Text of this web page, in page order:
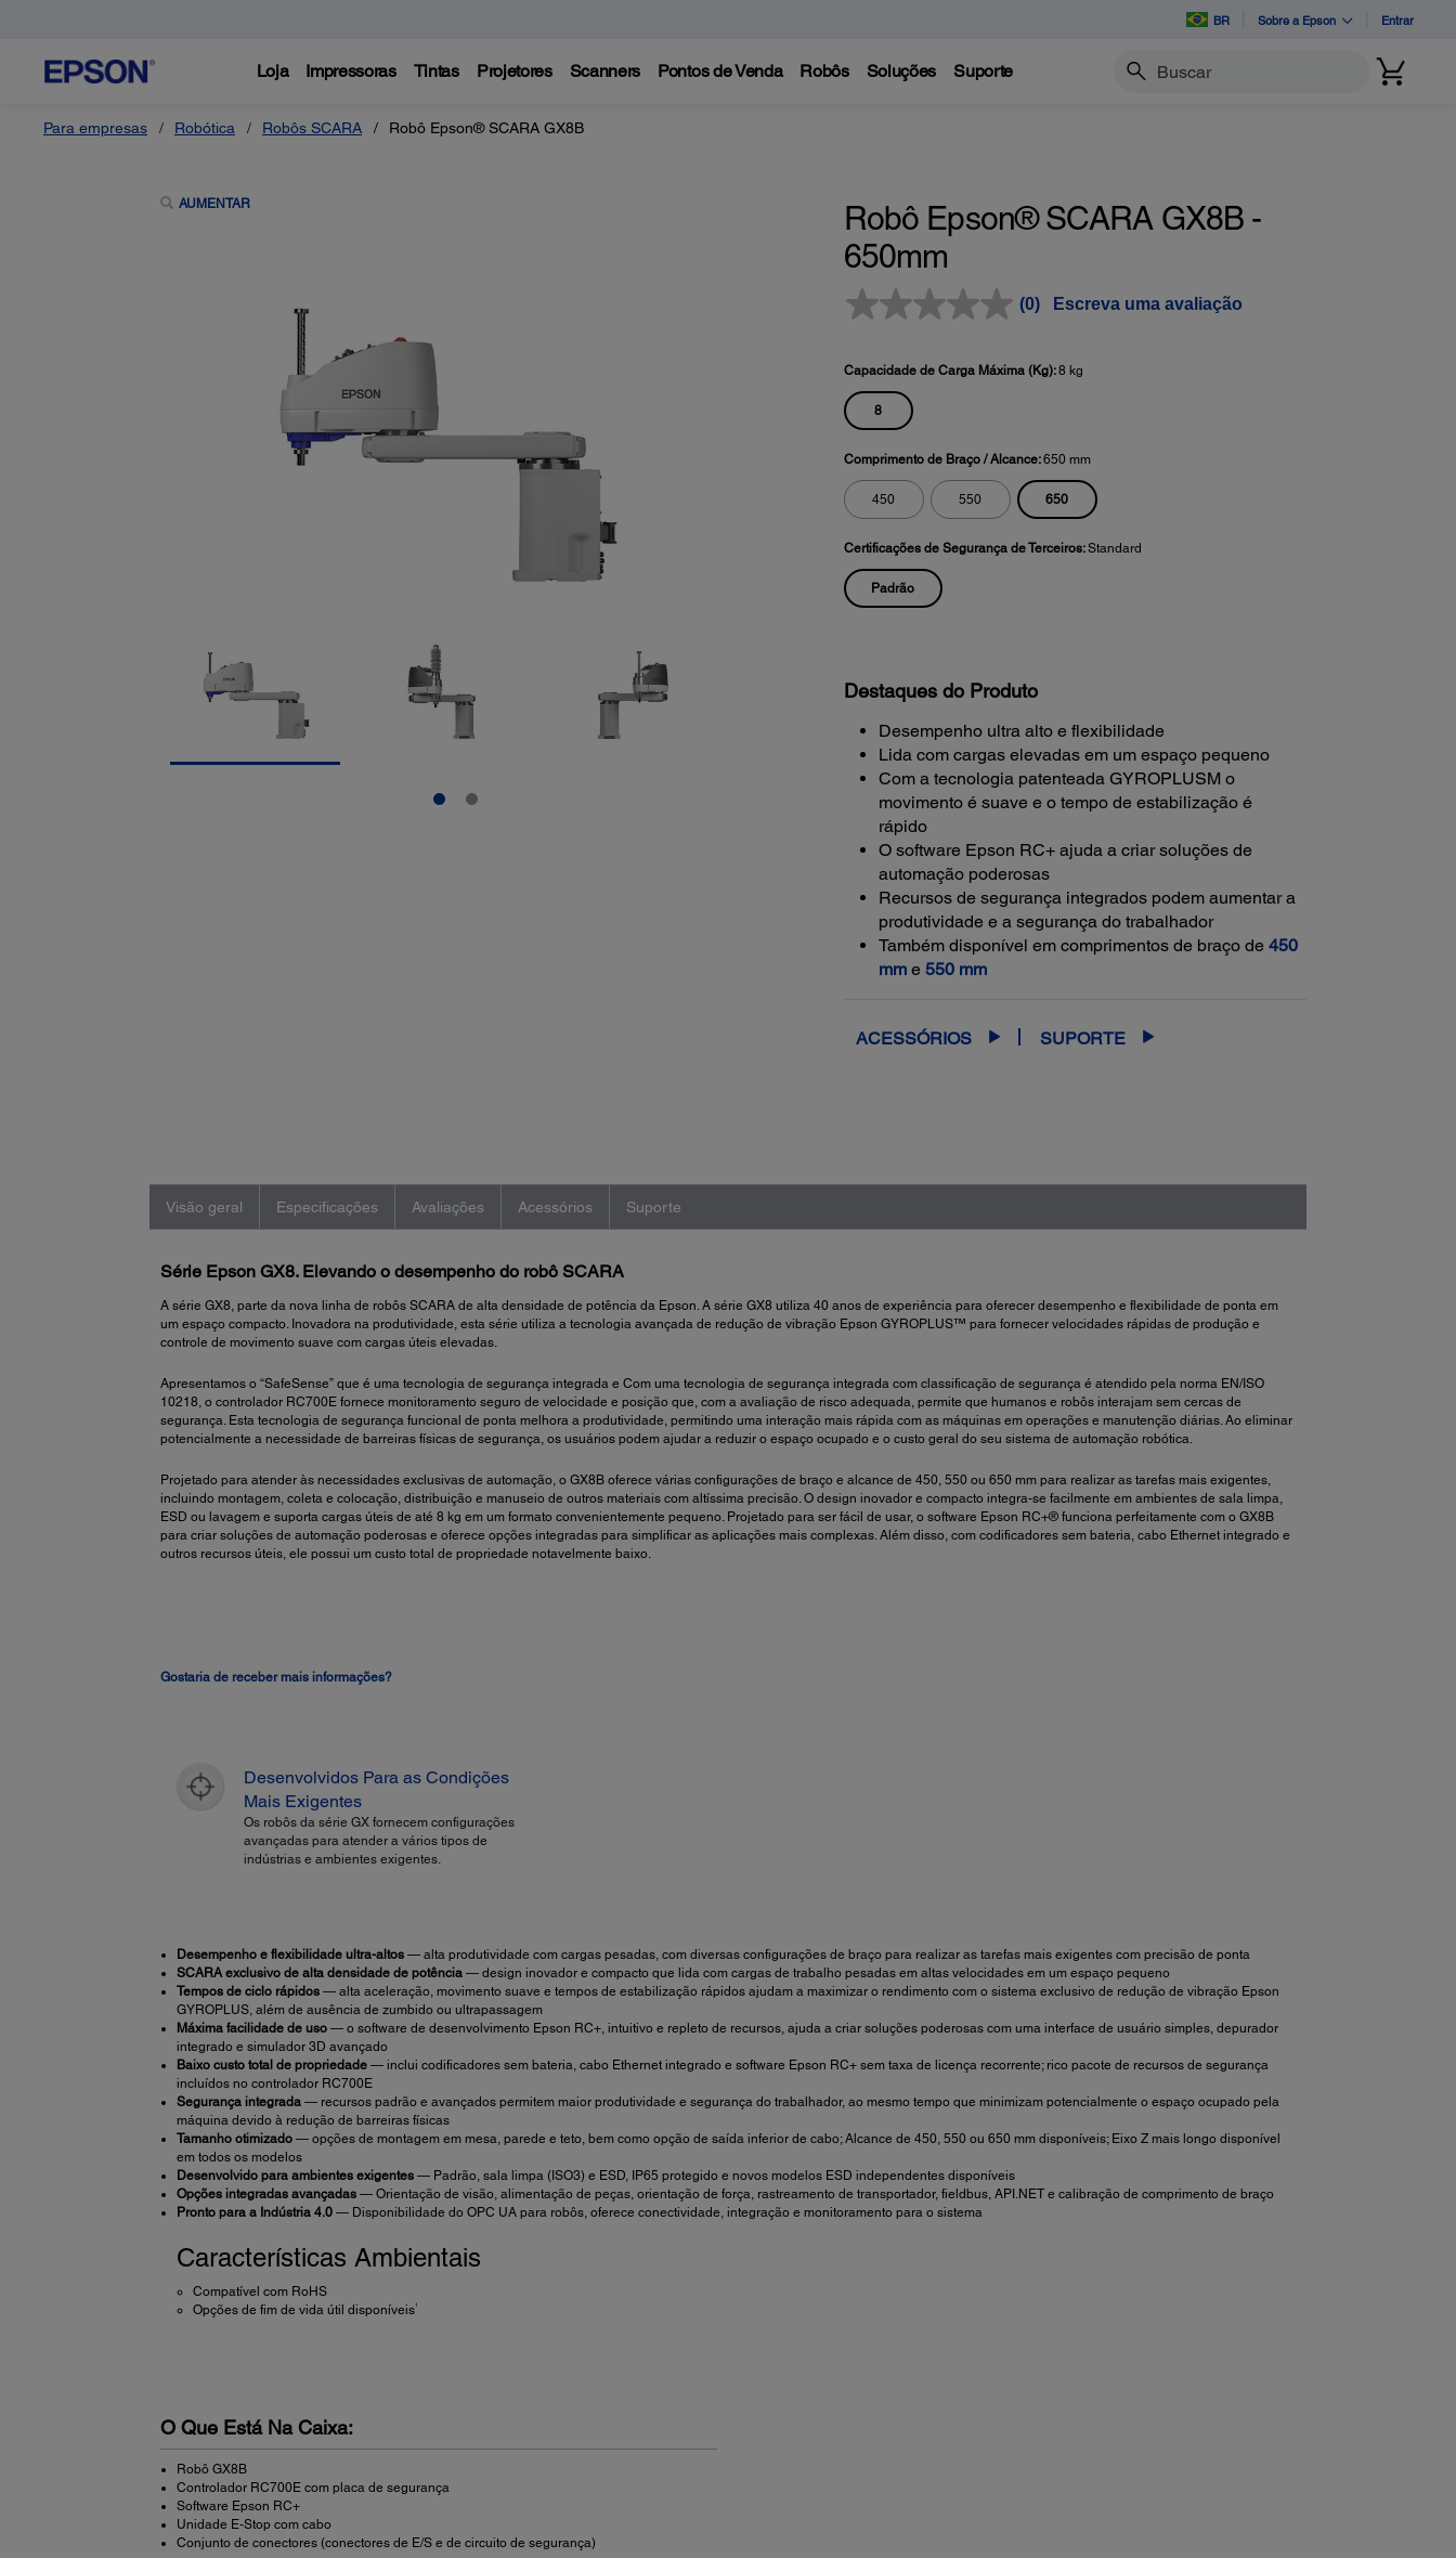
BR Sobre a Epson Entrar
Loja Impressoras Tintas Projetores Scanners Pontos de Venda Robôs Soluções Suporte Buscar
Para empresas Robótica Robôs SCARA Robô Epson® SCARA GX8B
AUMENTAR
Robô Epson® SCARA GX8B -
650mm
Sem
Link
abre
na
mesma
página.
(0) Escreva uma avaliação
Capacidade de Carga Máxima (Kg):8 kg
8
Comprimento de Braço / Alcance:650 mm
450 550 650
Certificações de Segurança de Terceiros:Standard
Padrão
Destaques do Produto
Desempenho ultra alto e flexibilidade
Lida com cargas elevadas em um espaço pequeno
Com a tecnologia patenteada GYROPLUSM o
movimento é suave e o tempo de estabilização é
rápido
O software Epson RC+ ajuda a criar soluções de
automação poderosas
Recursos de segurança integrados podem aumentar a
produtividade e a segurança do trabalhador
Também disponível em comprimentos de braço de 450
mme 550 mm
ACESSÓRIOS SUPORTE
Visão geral Especificações Avaliações Acessórios Suporte
Série Epson GX8. Elevando o desempenho do robô SCARA
A série GX8, parte da nova linha de robôs SCARA de alta densidade de potência da Epson. A série GX8 utiliza 40 anos de experiência para oferecer desempenho e flexibilidade de ponta em
um espaço compacto. Inovadora na produtividade, esta série utiliza a tecnologia avançada de redução de vibração Epson GYROPLUS™ para fornecer velocidades rápidas de produção e
controle de movimento suave com cargas úteis elevadas.
Apresentamos o “SafeSense” que é uma tecnologia de segurança integrada e Com uma tecnologia de segurança integrada com classificação de segurança é atendido pela norma EN/ISO
10218, o controlador RC700E fornece monitoramento seguro de velocidade e posição que, com a avaliação de risco adequada, permite que humanos e robôs interajam sem cercas de
segurança. Esta tecnologia de segurança funcional de ponta melhora a produtividade, permitindo uma interação mais rápida com as máquinas em operações e manutenção diárias. Ao eliminar
potencialmente a necessidade de barreiras físicas de segurança, os usuários podem ajudar a reduzir o espaço ocupado e o custo geral do seu sistema de automação robótica.
Projetado para atender às necessidades exclusivas de automação, o GX8B oferece várias configurações de braço e alcance de 450, 550 ou 650 mm para realizar as tarefas mais exigentes,
incluindo montagem, coleta e colocação, distribuição e manuseio de outros materiais com altíssima precisão. O design inovador e compacto integra-se facilmente em ambientes de sala limpa,
ESD ou lavagem e suporta cargas úteis de até 8 kg em um formato convenientemente pequeno. Projetado para ser fácil de usar, o software Epson RC+® funciona perfeitamente com o GX8B
para criar soluções de automação poderosas e oferece opções integradas para simplificar as aplicações mais complexas. Além disso, com codificadores sem bateria, cabo Ethernet integrado e
outros recursos úteis, ele possui um custo total de propriedade notavelmente baixo.
Gostaria de receber mais informações?
Desenvolvidos Para as Condições
Mais Exigentes
Os robôs da série GX fornecem configurações
avançadas para atender a vários tipos de
indústrias e ambientes exigentes.
Desempenho e flexibilidade ultra-altos— alta produtividade com cargas pesadas, com diversas configurações de braço para realizar as tarefas mais exigentes com precisão de ponta
SCARA exclusivo de alta densidade de potência— design inovador e compacto que lida com cargas de trabalho pesadas em altas velocidades em um espaço pequeno
Tempos de ciclo rápidos— alta aceleração, movimento suave e tempos de estabilização rápidos ajudam a maximizar o rendimento com o sistema exclusivo de redução de vibração Epson
GYROPLUS, além de ausência de zumbido ou ultrapassagem
Máxima facilidade de uso— o software de desenvolvimento Epson RC+, intuitivo e repleto de recursos, ajuda a criar soluções poderosas com uma interface de usuário simples, depurador
integrado e simulador 3D avançado
Baixo custo total de propriedade— inclui codificadores sem bateria, cabo Ethernet integrado e software Epson RC+ sem taxa de licença recorrente; rico pacote de recursos de segurança
incluídos no controlador RC700E
Segurança integrada— recursos padrão e avançados permitem maior produtividade e segurança do trabalhador, ao mesmo tempo que minimizam potencialmente o espaço ocupado pela
máquina devido à redução de barreiras físicas
Tamanho otimizado— opções de montagem em mesa, parede e teto, bem como opção de saída inferior de cabo; Alcance de 450, 550 ou 650 mm disponíveis; Eixo Z mais longo disponível
em todos os modelos
Desenvolvido para ambientes exigentes— Padrão, sala limpa (ISO3) e ESD, IP65 protegido e novos modelos ESD independentes disponíveis
Opções integradas avançadas— Orientação de visão, alimentação de peças, orientação de força, rastreamento de transportador, fieldbus, API.NET e calibração de comprimento de braço
Pronto para a Indústria 4.0— Disponibilidade do OPC UA para robôs, oferece conectividade, integração e monitoramento para o sistema
Características Ambientais
Compatível com RoHS
Opções de fim de vida útil disponíveis1
O Que Está Na Caixa:
Robô GX8B
Controlador RC700E com placa de segurança
Software Epson RC+
Unidade E-Stop com cabo
Conjunto de conectores (conectores de E/S e de circuito de segurança)